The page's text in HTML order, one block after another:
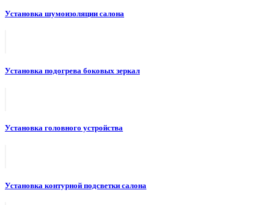
Установка шумоизоляции салона
Установка подогрева боковых зеркал
Установка головного устройства
Установка контурной подсветки салона